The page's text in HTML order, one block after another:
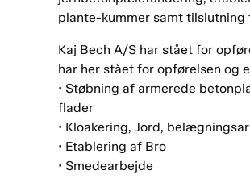
plante-kummer samt
Kaj Bech A/S har stået for
har her stået for opførelsen og
• Støbning af armerede
flader
• Kloakering, Jord,
• Etablering af Bro
• Smedearbejde